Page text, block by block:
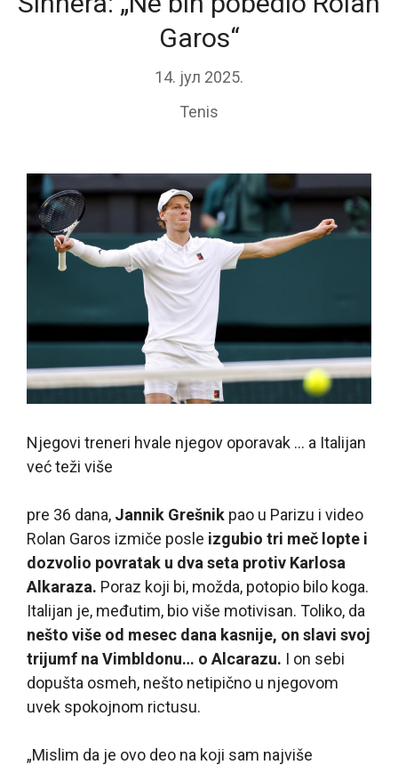
Garos“
14. јул 2025.
Tenis
Njegovi treneri hvale njegov oporavak … a Italijan
već teži više
pre 36 dana, Jannik Grešnik pao u Parizu i video
Rolan Garos izmiče posle izgubio tri meč lopte i
dozvolio povratak u dva seta protiv Karlosa
Alkaraza. Poraz koji bi, možda, potopio bilo koga.
Italijan je, međutim, bio više motivisan. Toliko, da
nešto više od mesec dana kasnije, on slavi svoj
trijumf na Vimbldonu… o Alcarazu. I on sebi
dopušta osmeh, nešto netipično u njegovom
uvek spokojnom rictusu.
„Mislim da je ovo deo na koji sam najviše